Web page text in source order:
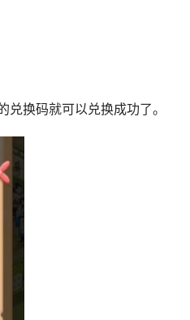
换码就可以兑换成功了。